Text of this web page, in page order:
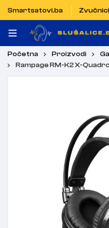
Smartsatovi.ba
Naručiti možete i porukom
Početna Proizvodi
Rampage RM-K2 X-